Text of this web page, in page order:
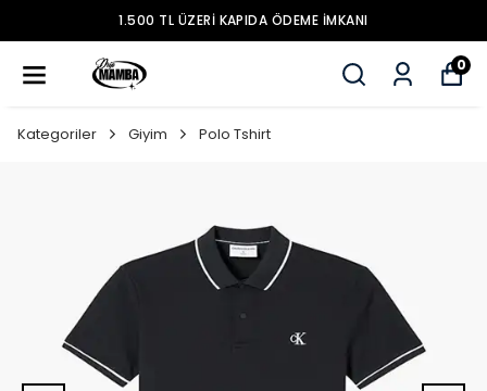
1.500 TL ÜZERİ KAPIDA ÖDEME İMKANI
0
Kategoriler Giyim Polo Tshirt